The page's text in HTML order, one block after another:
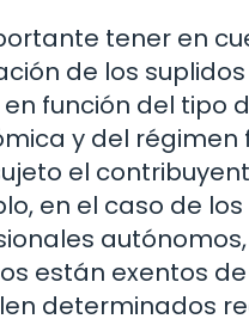
tener en
de los
función del tipo
y del régimen
el
en el caso de los
están exentos de
determinados